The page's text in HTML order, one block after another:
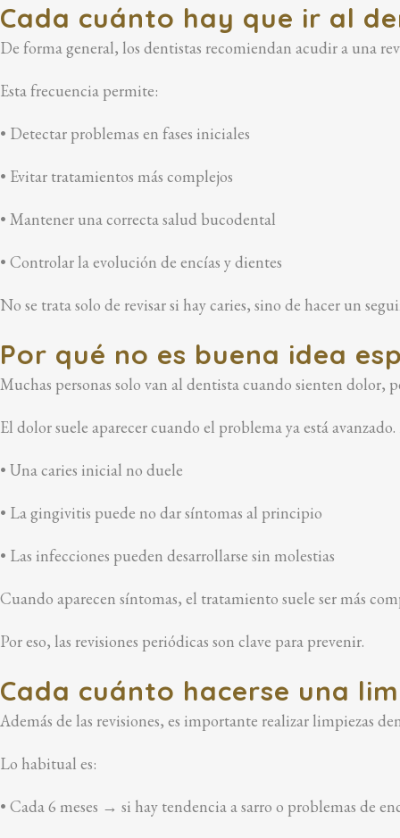
Cada cuánto hay que ir al
De forma general, los dentistas recomiendan acudir a una
Esta frecuencia permite:
• Detectar problemas en fases iniciales
• Evitar tratamientos más complejos
• Mantener una correcta salud bucodental
• Controlar la evolución de encías y dientes
No se trata solo de revisar si hay caries, sino de hacer un
Por qué no es buena idea
Muchas personas solo van al dentista cuando sienten dolor,
El dolor suele aparecer cuando el problema ya está
• Una caries inicial no duele
• La gingivitis puede no dar síntomas al principio
• Las infecciones pueden desarrollarse sin molestias
Cuando aparecen síntomas, el tratamiento suele ser más
Por eso, las revisiones periódicas son clave para prevenir.
Cada cuánto hacerse una
Además de las revisiones, es importante realizar limpiezas
Lo habitual es:
• Cada 6 meses → si hay tendencia a sarro o problemas de